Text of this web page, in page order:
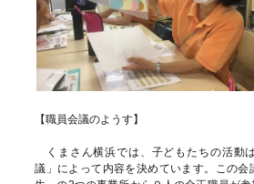
【職員会議のようす】
くまさん横浜では、子どもたちの活動
議」によって内容を決めています。この会